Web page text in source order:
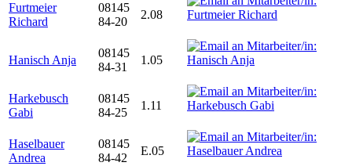
Furtmeier
Richard
08145
84-20
2.08
Hanisch Anja
08145
84-31
1.05
Harkebusch
Gabi
08145
84-25
1.11
Haselbauer
Andrea
08145
84-42
E.05